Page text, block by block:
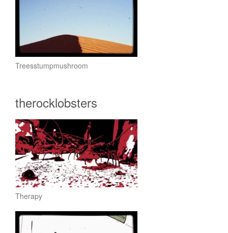
Treesstumpmushroom
therocklobsters
Therapy